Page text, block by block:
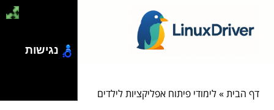
דף הבית»לימודי פיתוח אפליקציות לילדים
נגישות